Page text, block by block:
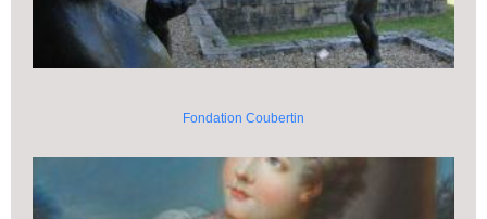
Fondation Coubertin